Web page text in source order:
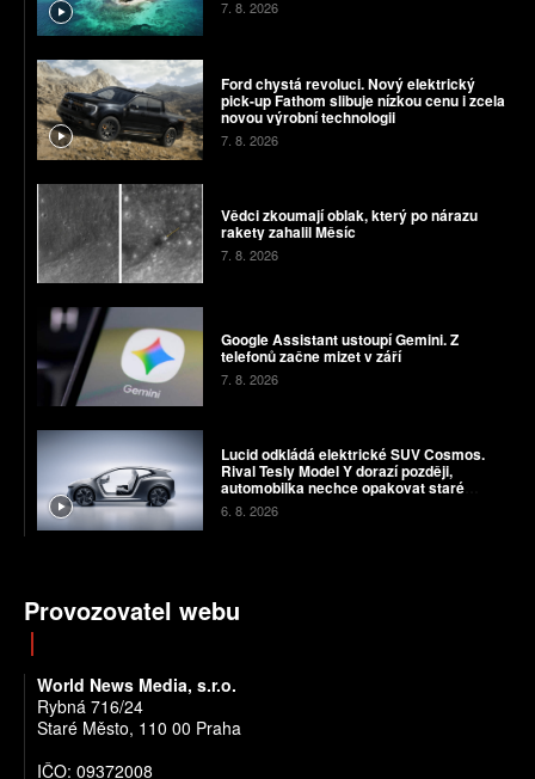
7. 8. 2026
Ford chystá revoluci. Nový elektrický
pick-up Fathom slibuje nízkou cenu i zcela
novou výrobní technologii
7. 8. 2026
Vědci zkoumají oblak, který po nárazu
rakety zahalil Měsíc
7. 8. 2026
Google Assistant ustoupí Gemini. Z
telefonů začne mizet v září
7. 8. 2026
Lucid odkládá elektrické SUV Cosmos.
Rival Tesly Model Y dorazí později,
automobilka nechce opakovat staré
chyby
6. 8. 2026
Provozovatel webu
World News Media, s.r.o.
Rybná 716/24
Staré Město, 110 00 Praha
IČO: 09372008